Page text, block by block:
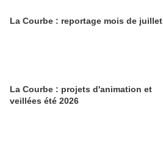
La Courbe : reportage mois de juillet
La Courbe : projets d'animation et
veillées été 2026